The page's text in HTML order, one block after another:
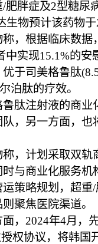
肥胖症及2型糖尿
生物预计该药物
根据临床数据
中实现15.1%的
于司美格鲁肽
泊肽的疗效。
注射液的商业
，另一方面，也
计划采取双轨
与商业化服务
策略规划，超重
聚焦医院渠道。
2024年4月，
权协议，将韩国